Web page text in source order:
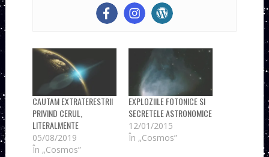
CAUTAM EXTRATERESTRII
PRIVIND CERUL,
LITERALMENTE
05/08/2019
În „Cosmos”
EXPLOZIILE FOTONICE SI
SECRETELE ASTRONOMICE
12/01/2015
În „Cosmos”